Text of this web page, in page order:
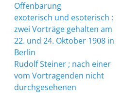
Offenbarung
exoterisch und esoterisch :
zwei Vorträge gehalten am
22. und 24. Oktober 1908 in
Berlin
Rudolf Steiner ; nach einer
vom Vortragenden nicht
durchgesehenen